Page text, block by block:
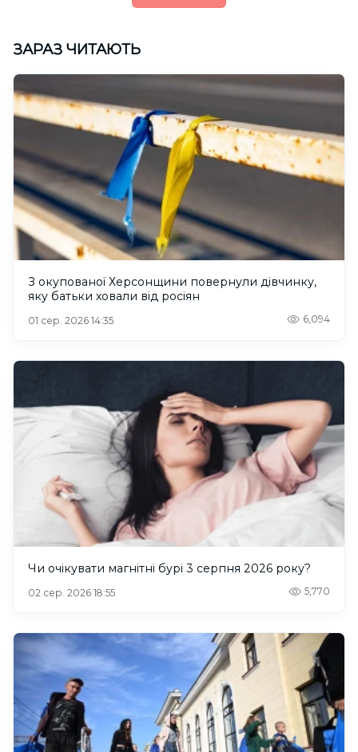
ЗАРАЗ ЧИТАЮТЬ
З окупованої Херсонщини повернули дівчинку,
яку батьки ховали від росіян
01 сер. 2026 14:35 6,094
Чи очікувати магнітні бурі 3 серпня 2026 року?
02 сер. 2026 18:55 5,770